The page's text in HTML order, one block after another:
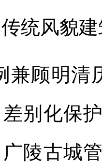
统风貌
兼顾明清
差别化保
陵古城